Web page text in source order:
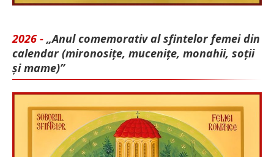
2026 - „Anul comemorativ al sfintelor femei din
calendar (mironosițe, mu­cenițe, monahii, soții
și mame)”